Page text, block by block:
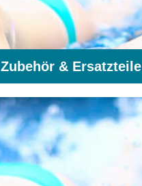
Zubehör & Ersatzteile